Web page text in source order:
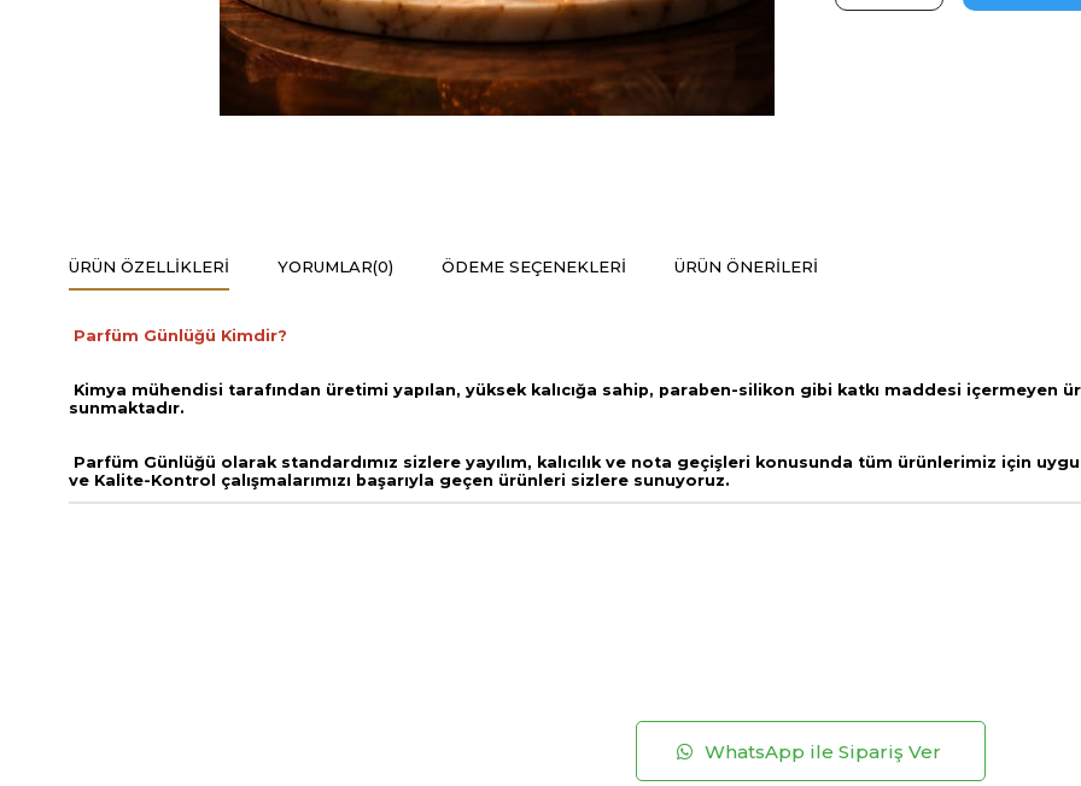
ÜRÜN ÖZELLIKLERI YORUMLAR(0) ÖDEME SEÇENEKLERI ÜRÜN ÖNERILERI
Parfüm Günlüğü Kimdir?
Kimya mühendisi tarafından üretimi yapılan, yüksek kalıcığa sahip, paraben-silikon gibi katkı maddesi içermeyen
sunmaktadır.
Parfüm Günlüğü olarak standardımız sizlere yayılım, kalıcılık ve nota geçişleri konusunda tüm ürünlerimiz için
ve Kalite-Kontrol çalışmalarımızı başarıyla geçen ürünleri sizlere sunuyoruz.
WhatsApp ile Sipariş Ver